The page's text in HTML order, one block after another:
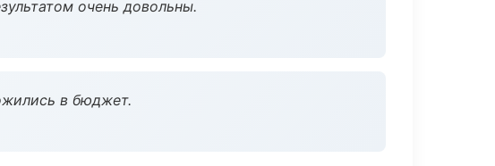
очень довольны.
в бюджет.